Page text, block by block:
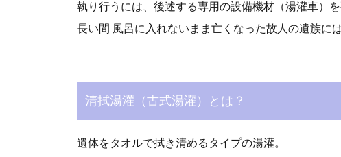
執り行うには、後述する専用の設備機材（湯灌車）
長い間 風呂に入れないまま亡くなった故人の遺族に
清拭湯灌（古式湯灌）とは？
遺体をタオルで拭き清めるタイプの湯灌。